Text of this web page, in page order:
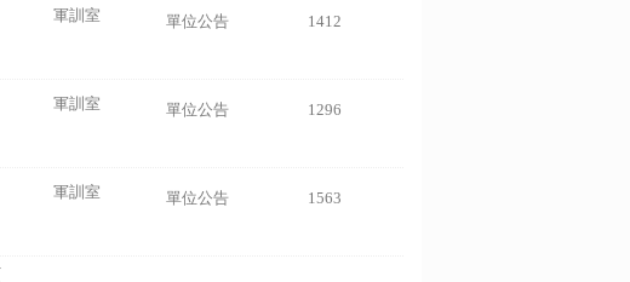
軍訓室 單位公告
1412
軍訓室 單位公告
1296
軍訓室 單位公告
1563